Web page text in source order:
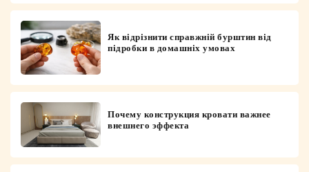
Як відрізнити справжній бурштин від
підробки в домашніх умовах
Почему конструкция кровати важнее
внешнего эффекта